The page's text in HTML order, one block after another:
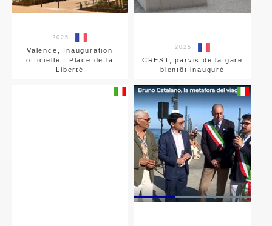
2025
Valence, Inauguration
officielle : Place de la
Liberté
2025
CREST, parvis de la gare
bientôt inauguré